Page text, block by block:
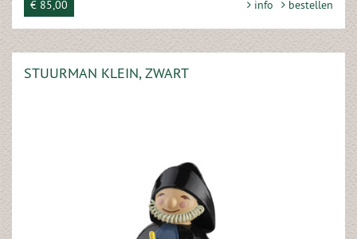
€ 85,00 info bestellen
STUURMAN KLEIN, ZWART